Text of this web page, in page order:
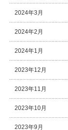
2024年3月
2024年2月
2024年1月
2023年12月
2023年11月
2023年10月
2023年9月